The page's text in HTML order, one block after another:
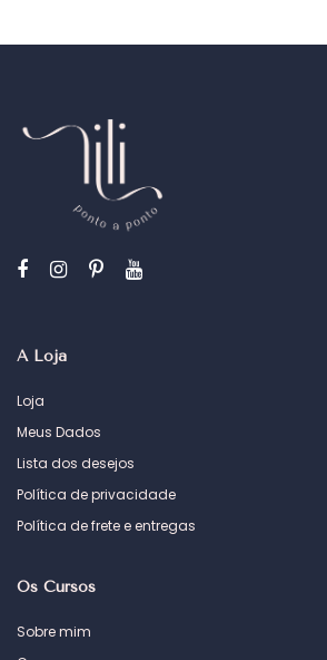
A Loja
Loja
Meus Dados
Lista dos desejos
Política de privacidade
Política de frete e entregas
Os Cursos
Sobre mim